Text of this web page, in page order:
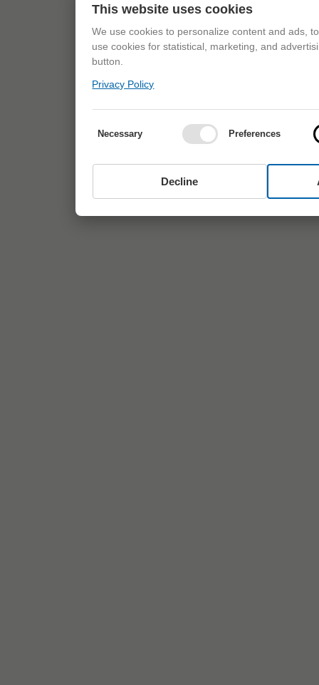
This website uses cookies
We use cookies to personalize content and ads,
use cookies for statistical, marketing, and
button.
Privacy Policy
Necessary Preferences
Decline